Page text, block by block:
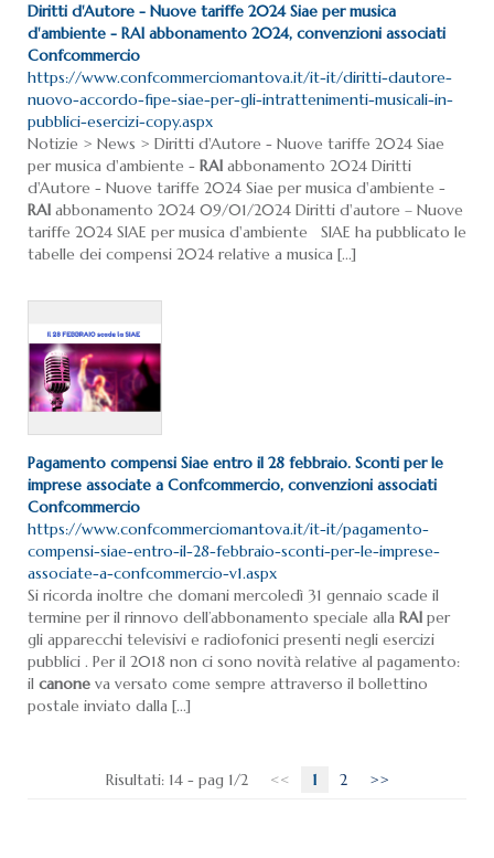
Diritti d'Autore - Nuove tariffe 2024 Siae per musica
d'ambiente - RAI abbonamento 2024, convenzioni associati
Confcommercio
https://www.confcommerciomantova.it/it-it/diritti-dautore-
nuovo-accordo-fipe-siae-per-gli-intrattenimenti-musicali-in-
pubblici-esercizi-copy.aspx
Notizie > News > Diritti d'Autore - Nuove tariffe 2024 Siae
per musica d'ambiente - RAI abbonamento 2024 Diritti
d'Autore - Nuove tariffe 2024 Siae per musica d'ambiente -
RAI abbonamento 2024 09/01/2024 Diritti d'autore – Nuove
tariffe 2024 SIAE per musica d'ambiente SIAE ha pubblicato le
tabelle dei compensi 2024 relative a musica [...]
Pagamento compensi Siae entro il 28 febbraio. Sconti per le
imprese associate a Confcommercio, convenzioni associati
Confcommercio
https://www.confcommerciomantova.it/it-it/pagamento-
compensi-siae-entro-il-28-febbraio-sconti-per-le-imprese-
associate-a-confcommercio-v1.aspx
Si ricorda inoltre che domani mercoledì 31 gennaio scade il
termine per il rinnovo dell’abbonamento speciale alla RAI per
gli apparecchi televisivi e radiofonici presenti negli esercizi
pubblici . Per il 2018 non ci sono novità relative al pagamento:
il canone va versato come sempre attraverso il bollettino
postale inviato dalla [...]
Risultati: 14 - pag 1/2 << 1 2 >>